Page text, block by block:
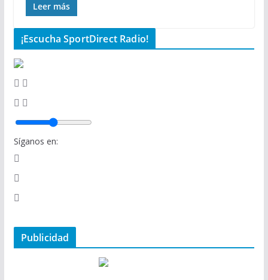
Leer más
¡Escucha SportDirect Radio!
Síganos en:
Publicidad